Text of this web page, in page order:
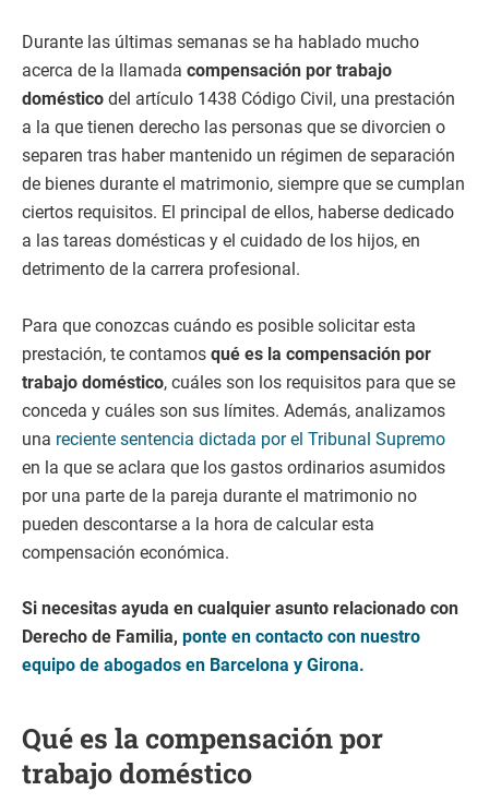
Durante las últimas semanas se ha hablado mucho
acerca de la llamada compensación por trabajo
doméstico del artículo 1438 Código Civil, una prestación
a la que tienen derecho las personas que se divorcien o
separen tras haber mantenido un régimen de separación
de bienes durante el matrimonio, siempre que se cumplan
ciertos requisitos. El principal de ellos, haberse dedicado
a las tareas domésticas y el cuidado de los hijos, en
detrimento de la carrera profesional.
Para que conozcas cuándo es posible solicitar esta
prestación, te contamos qué es la compensación por
trabajo doméstico, cuáles son los requisitos para que se
conceda y cuáles son sus límites. Además, analizamos
una reciente sentencia dictada por el Tribunal Supremo
en la que se aclara que los gastos ordinarios asumidos
por una parte de la pareja durante el matrimonio no
pueden descontarse a la hora de calcular esta
compensación económica.
Si necesitas ayuda en cualquier asunto relacionado con
Derecho de Familia, ponte en contacto con nuestro
equipo de abogados en Barcelona y Girona.
Qué es la compensación por
trabajo doméstico